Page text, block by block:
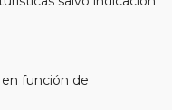
función de